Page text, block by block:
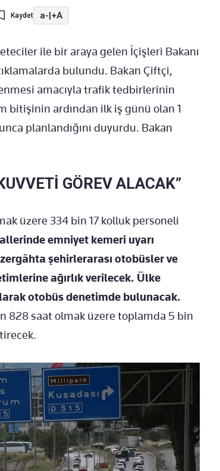
Kaydet a-|+A
ile bir araya gelen İçişleri Bakanı
bulundu. Bakan Çiftçi,
amacıyla trafik tedbirlerinin
bitişinin ardından ilk iş günü olan 1
planlandığını duyurdu. Bakan
GÖREV ALACAK”
üzere 334 bin 17 kolluk personeli
emniyet kemeri uyarı
şehirlerarası otobüsler ve
ağırlık verilecek. Ülke
otobüs denetimde bulunacak.
828 saat olmak üzere toplamda 5 bin